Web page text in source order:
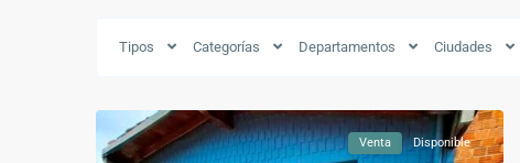
Tipos Categorías Departamentos Ciudades
-
Venta Disponible